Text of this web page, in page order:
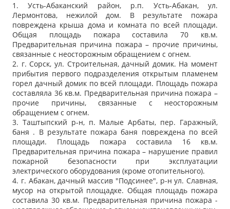
1. Усть-Абаканский район, р.п. Усть-Абакан, ул.
Лермонтова, нежилой дом. В результате пожара
повреждена крыша дома и комната по всей площади.
Общая площадь пожара составила 70 кв.м.
Предварительная причина пожара – прочие причины,
связанные с неосторожным обращением с огнем.
2. г. Сорск, ул. Строительная, дачный домик. На момент
прибытия первого подразделения открытым пламенем
горел дачный домик по всей площади. Площадь пожара
составляла 36 кв.м. Предварительная причина пожара –
прочие причины, связанные с неосторожным
обращением с огнем.
3. Таштыпский р-н, п. Малые Арбаты, пер. Гаражный,
баня . В результате пожара баня повреждена по всей
площади. Площадь пожара составила 16 кв.м.
Предварительная причина пожара – нарушение правил
пожарной безопасности при эксплуатации
электрического оборудования (кроме отопительного).
4. г. Абакан, дачный массив "Подсинее", р-н ул. Славная,
мусор на открытой площадке. Общая площадь пожара
составила 30 кв.м. Предварительная причина пожара -